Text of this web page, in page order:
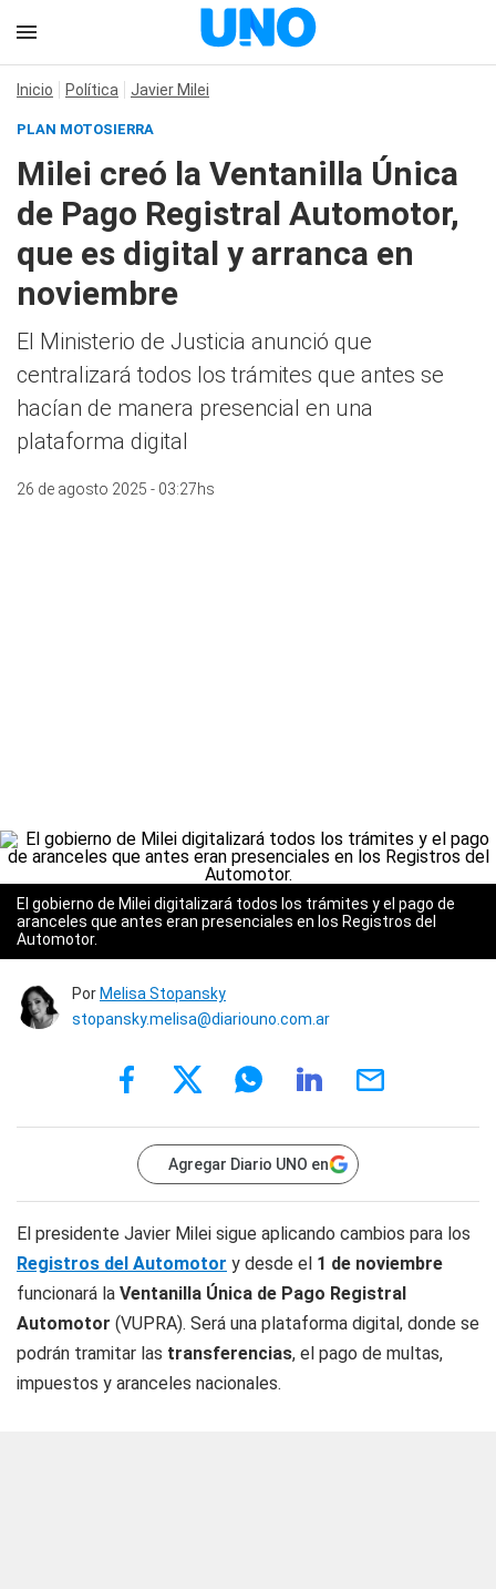
Inicio Política Javier Milei
PLAN MOTOSIERRA
Milei creó la Ventanilla Única
de Pago Registral Automotor,
que es digital y arranca en
noviembre
El Ministerio de Justicia anunció que
centralizará todos los trámites que antes se
hacían de manera presencial en una
plataforma digital
26 de agosto 2025 - 03:27hs
El gobierno de Milei digitalizará todos los trámites y el pago de
aranceles que antes eran presenciales en los Registros del
Automotor.
Por Melisa Stopansky
stopansky.melisa@diariouno.com.ar
Agregar Diario UNO en
El presidente Javier Milei sigue aplicando cambios para los
Registros del Automotor y desde el 1 de noviembre
funcionará la Ventanilla Única de Pago Registral
Automotor (VUPRA). Será una plataforma digital, donde se
podrán tramitar las transferencias, el pago de multas,
impuestos y aranceles nacionales.